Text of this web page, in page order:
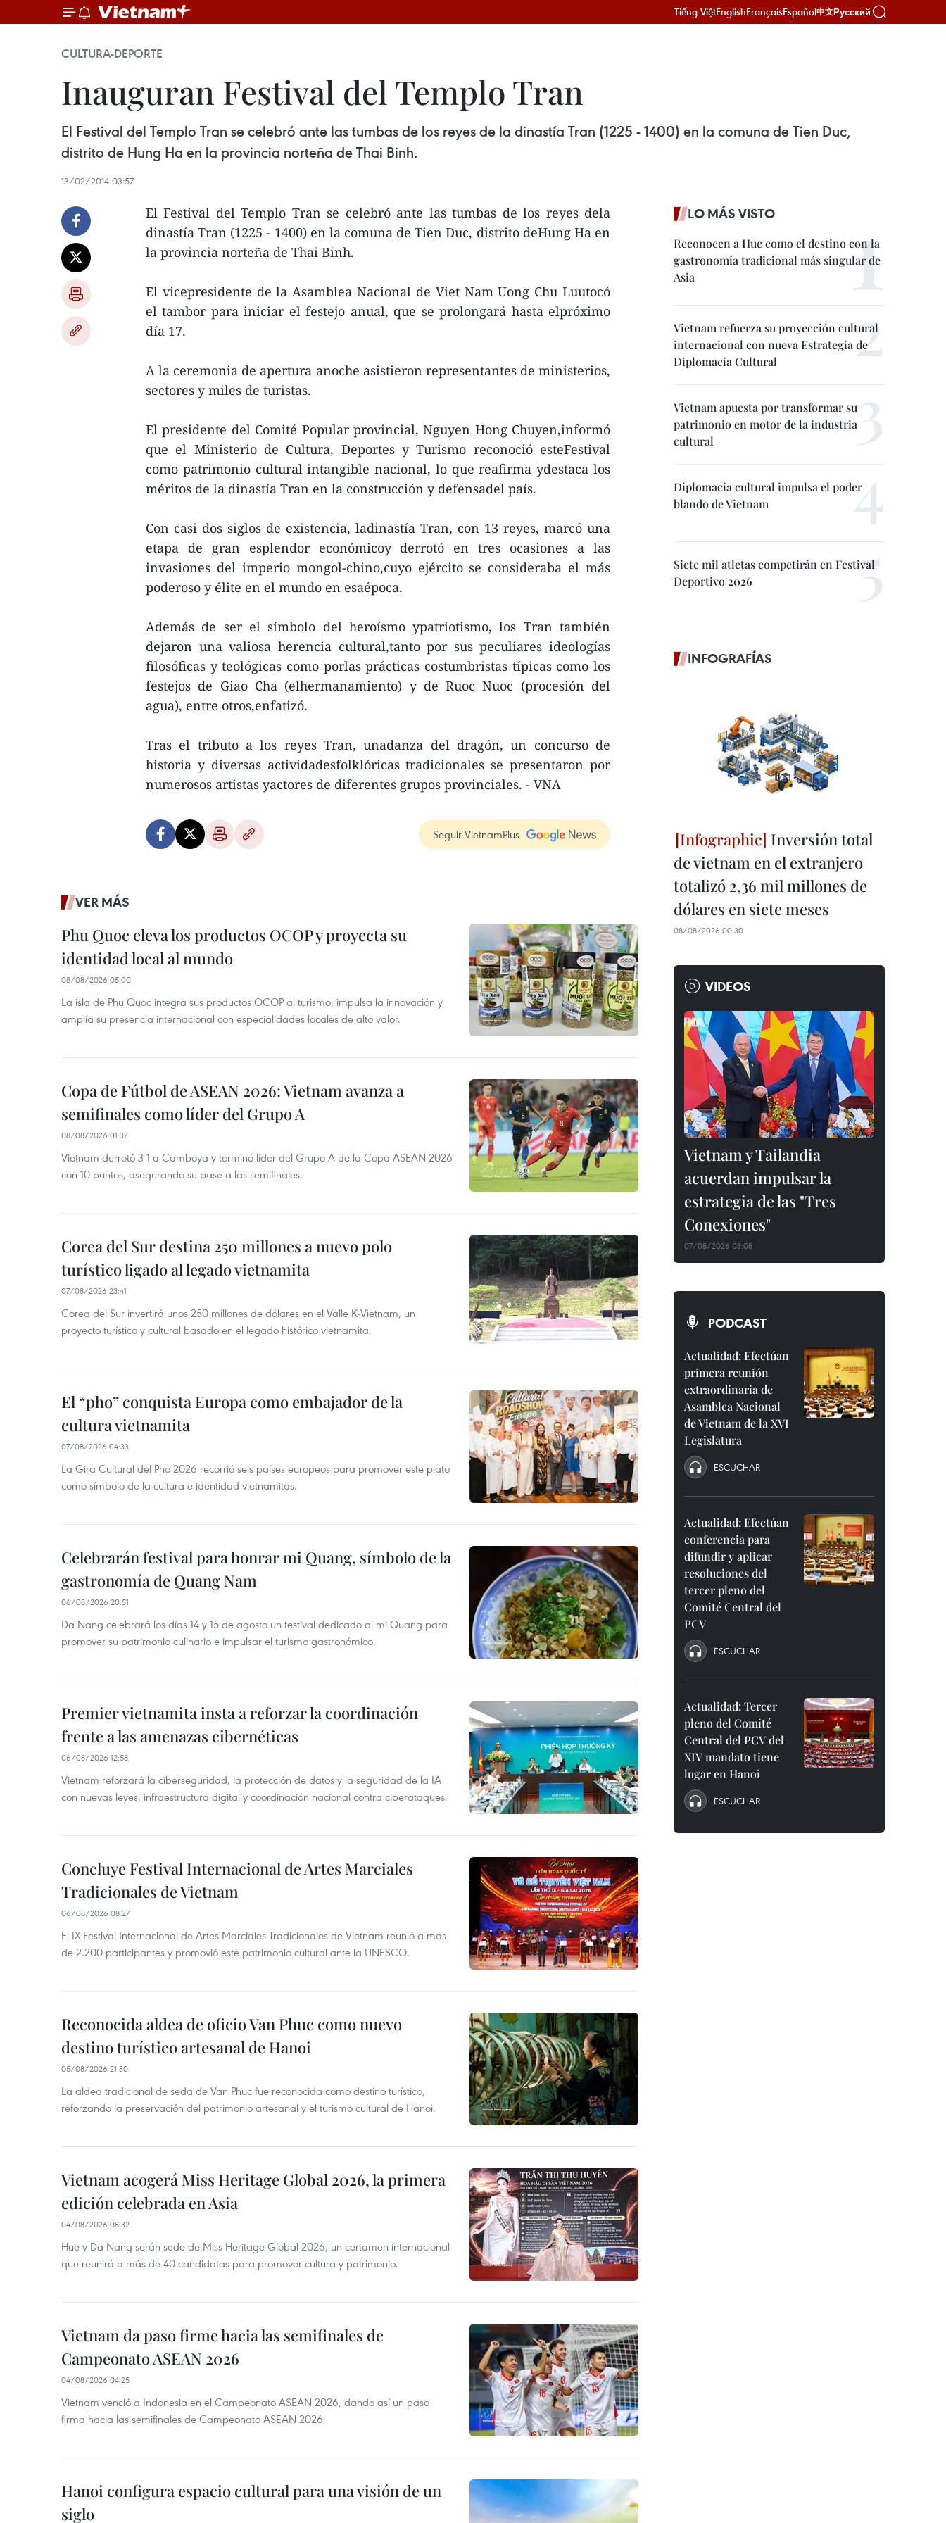
Tiếng ViệtEnglishFrançaisEspañol中文Русский
CULTURA-DEPORTE
Inauguran Festival del Templo Tran
El Festival del Templo Tran se celebró ante las tumbas de los reyes de la dinastía Tran (1225 - 1400) en la comuna de Tien Duc,
distrito de Hung Ha en la provincia norteña de Thai Binh.
13/02/2014 03:57
El Festival del Templo Tran se celebró ante las tumbas de los reyes dela
dinastía Tran (1225 - 1400) en la comuna de Tien Duc, distrito deHung Ha en
la provincia norteña de Thai Binh.
El vicepresidente de la Asamblea Nacional de Viet Nam Uong Chu Luutocó
el tambor para iniciar el festejo anual, que se prolongará hasta elpróximo
día 17.
A la ceremonia de apertura anoche asistieron representantes de ministerios,
sectores y miles de turistas.
El presidente del Comité Popular provincial, Nguyen Hong Chuyen,informó
que el Ministerio de Cultura, Deportes y Turismo reconoció esteFestival
como patrimonio cultural intangible nacional, lo que reafirma ydestaca los
méritos de la dinastía Tran en la construcción y defensadel país.
Con casi dos siglos de existencia, ladinastía Tran, con 13 reyes, marcó una
etapa de gran esplendor económicoy derrotó en tres ocasiones a las
invasiones del imperio mongol-chino,cuyo ejército se consideraba el más
poderoso y élite en el mundo en esaépoca.
Además de ser el símbolo del heroísmo ypatriotismo, los Tran también
dejaron una valiosa herencia cultural,tanto por sus peculiares ideologías
filosóficas y teológicas como porlas prácticas costumbristas típicas como los
festejos de Giao Cha (elhermanamiento) y de Ruoc Nuoc (procesión del
agua), entre otros,enfatizó.
Tras el tributo a los reyes Tran, unadanza del dragón, un concurso de
historia y diversas actividadesfolklóricas tradicionales se presentaron por
numerosos artistas yactores de diferentes grupos provinciales. - VNA
Seguir VietnamPlus
VER MÁS
Phu Quoc eleva los productos OCOP y proyecta su
identidad local al mundo
08/08/2026 05:00
La isla de Phu Quoc integra sus productos OCOP al turismo, impulsa la innovación y
amplía su presencia internacional con especialidades locales de alto valor.
Copa de Fútbol de ASEAN 2026: Vietnam avanza a
semifinales como líder del Grupo A
08/08/2026 01:37
Vietnam derrotó 3-1 a Camboya y terminó líder del Grupo A de la Copa ASEAN 2026
con 10 puntos, asegurando su pase a las semifinales.
Corea del Sur destina 250 millones a nuevo polo
turístico ligado al legado vietnamita
07/08/2026 23:41
Corea del Sur invertirá unos 250 millones de dólares en el Valle K-Vietnam, un
proyecto turístico y cultural basado en el legado histórico vietnamita.
El “pho” conquista Europa como embajador de la
cultura vietnamita
07/08/2026 04:33
La Gira Cultural del Pho 2026 recorrió seis países europeos para promover este plato
como símbolo de la cultura e identidad vietnamitas.
Celebrarán festival para honrar mi Quang, símbolo de la
gastronomía de Quang Nam
06/08/2026 20:51
Da Nang celebrará los días 14 y 15 de agosto un festival dedicado al mi Quang para
promover su patrimonio culinario e impulsar el turismo gastronómico.
Premier vietnamita insta a reforzar la coordinación
frente a las amenazas cibernéticas
06/08/2026 12:58
Vietnam reforzará la ciberseguridad, la protección de datos y la seguridad de la IA
con nuevas leyes, infraestructura digital y coordinación nacional contra ciberataques.
Concluye Festival Internacional de Artes Marciales
Tradicionales de Vietnam
06/08/2026 08:27
El IX Festival Internacional de Artes Marciales Tradicionales de Vietnam reunió a más
de 2.200 participantes y promovió este patrimonio cultural ante la UNESCO.
Reconocida aldea de oficio Van Phuc como nuevo
destino turístico artesanal de Hanoi
05/08/2026 21:30
La aldea tradicional de seda de Van Phuc fue reconocida como destino turístico,
reforzando la preservación del patrimonio artesanal y el turismo cultural de Hanoi.
Vietnam acogerá Miss Heritage Global 2026, la primera
edición celebrada en Asia
04/08/2026 08:32
Hue y Da Nang serán sede de Miss Heritage Global 2026, un certamen internacional
que reunirá a más de 40 candidatas para promover cultura y patrimonio.
Vietnam da paso firme hacia las semifinales de
Campeonato ASEAN 2026
04/08/2026 04:25
Vietnam venció a Indonesia en el Campeonato ASEAN 2026, dando así un paso
firma hacia las semifinales de Campeonato ASEAN 2026
Hanoi configura espacio cultural para una visión de un
siglo
LO MÁS VISTO
Reconocen a Hue como el destino con la
gastronomía tradicional más singular de
Asia
Vietnam refuerza su proyección cultural
internacional con nueva Estrategia de
Diplomacia Cultural
Vietnam apuesta por transformar su
patrimonio en motor de la industria
cultural
Diplomacia cultural impulsa el poder
blando de Vietnam
Siete mil atletas competirán en Festival
Deportivo 2026
INFOGRAFÍAS
Inversión total
de vietnam en el extranjero
totalizó 2,36 mil millones de
dólares en siete meses
08/08/2026 00:30
VIDEOS
Vietnam y Tailandia
acuerdan impulsar la
estrategia de las "Tres
Conexiones"
07/08/2026 03:08
PODCAST
Actualidad: Efectúan
primera reunión
extraordinaria de
Asamblea Nacional
de Vietnam de la XVI
Legislatura
ESCUCHAR
Actualidad: Efectúan
conferencia para
difundir y aplicar
resoluciones del
tercer pleno del
Comité Central del
PCV
ESCUCHAR
Actualidad: Tercer
pleno del Comité
Central del PCV del
XIV mandato tiene
lugar en Hanoi
ESCUCHAR